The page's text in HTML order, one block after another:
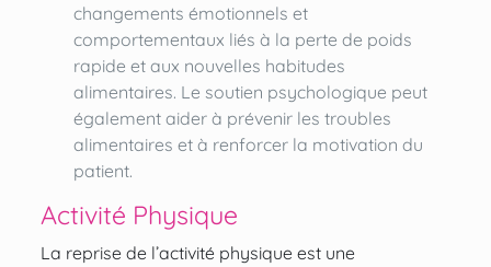
changements émotionnels et
comportementaux liés à la perte de poids
rapide et aux nouvelles habitudes
alimentaires. Le soutien psychologique peut
également aider à prévenir les troubles
alimentaires et à renforcer la motivation du
patient.
Activité Physique
La reprise de l’activité physique est une